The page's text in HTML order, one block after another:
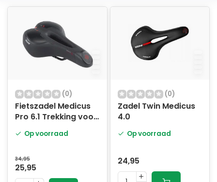
(0)
Fietszadel Medicus
Pro 6.1 Trekking voor
Op voorraad
34,95
25,95
(0)
Zadel Twin Medicus
4.0
Op voorraad
24,95